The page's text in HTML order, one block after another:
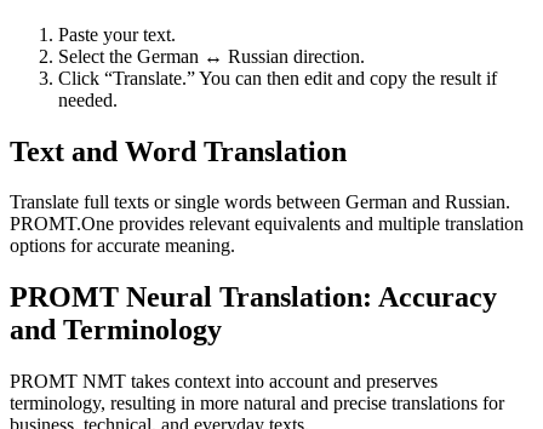
Paste your text.
Select the German ↔ Russian direction.
Click “Translate.” You can then edit and copy the result if
needed.
Text and Word Translation
Translate full texts or single words between German and Russian.
PROMT.One provides relevant equivalents and multiple translation
options for accurate meaning.
PROMT Neural Translation: Accuracy
and Terminology
PROMT NMT takes context into account and preserves
terminology, resulting in more natural and precise translations for